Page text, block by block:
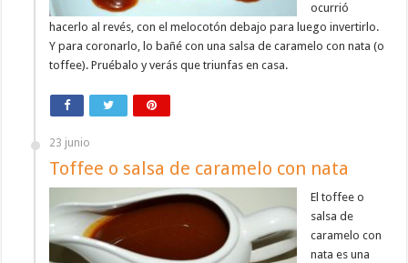
ocurrió
hacerlo al revés, con el melocotón debajo para luego invertirlo.
Y para coronarlo, lo bañé con una salsa de caramelo con nata (o
toffee). Pruébalo y verás que triunfas en casa.
23 junio
Toffee o salsa de caramelo con nata
El toffee o
salsa de
caramelo con
nata es una